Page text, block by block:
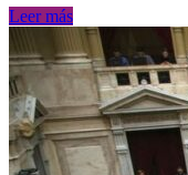
Leer más